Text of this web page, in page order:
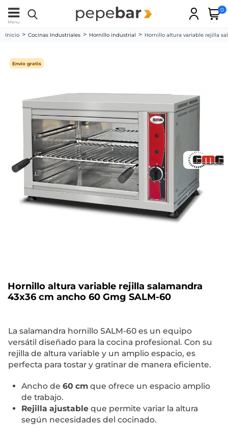
Menu
0
Inicio Cocinas Industriales Hornillo industrial Hornillo altura variable rejilla
Envío gratis
Hornillo altura variable rejilla salamandra
43x36 cm ancho 60 Gmg SALM-60
La salamandra hornillo SALM-60 es un equipo
versátil diseñado para la cocina profesional. Con su
rejilla de altura variable y un amplio espacio, es
perfecta para tostar y gratinar de manera eficiente.
Ancho de 60 cm que ofrece un espacio amplio
de trabajo.
Rejilla ajustable que permite variar la altura
según necesidades del cocinado.